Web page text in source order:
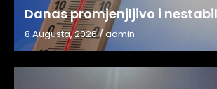
Danas promjenjljivo i
8 Augusta, 2026/admin